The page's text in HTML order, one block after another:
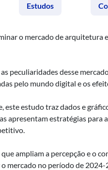
Estudos
o mercado de arquitetura
peculiaridades desse
pelo mundo digital e os
este estudo traz dados e
apresentam estratégias
ampliam a percepção e o
mercado no período de